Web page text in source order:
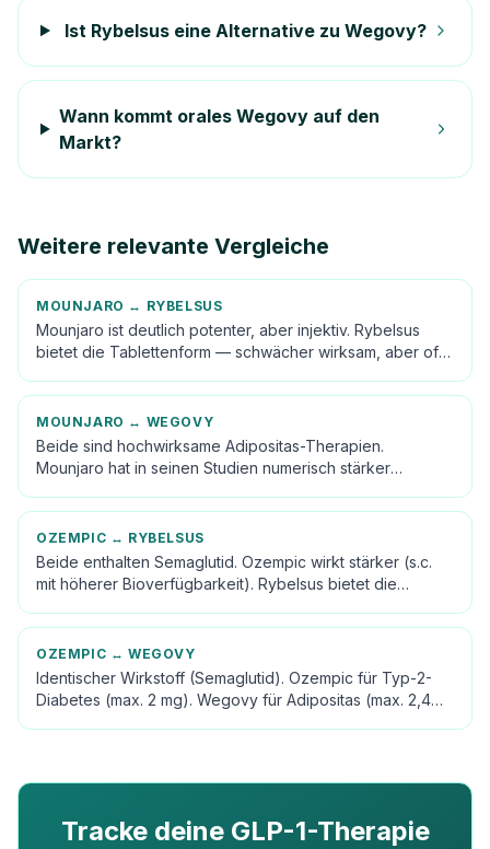
Ist Rybelsus eine Alternative zu Wegovy?
Wann kommt orales Wegovy auf den
Markt?
Weitere relevante Vergleiche
MOUNJARO ↔ RYBELSUS
Mounjaro ist deutlich potenter, aber injektiv. Rybelsus
bietet die Tablettenform — schwächer wirksam, aber oft
MOUNJARO ↔ WEGOVY
Beide sind hochwirksame Adipositas-Therapien.
Mounjaro hat in seinen Studien numerisch stärker
und hat längere Adipositas-Marktevidenz.
OZEMPIC ↔ RYBELSUS
Beide enthalten Semaglutid. Ozempic wirkt stärker (s.c.
mit höherer Bioverfügbarkeit). Rybelsus bietet die
OZEMPIC ↔WEGOVY
Identischer Wirkstoff (Semaglutid). Ozempic für Typ-2-
Diabetes (max. 2 mg). Wegovy für Adipositas (max. 2,4
Tracke deine GLP-1-Therapie